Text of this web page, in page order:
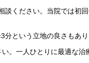
ください。当院では初
という立地の良さもあ
一人ひとりに最適な治